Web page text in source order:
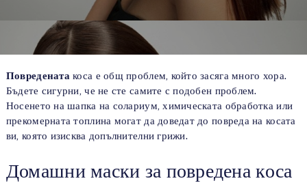
Повредената коса е общ проблем, който засяга много хора.
Бъдете сигурни, че не сте самите с подобен проблем.
Носенето на шапка на солариум, химическата обработка или
прекомерната топлина могат да доведат до повреда на косата
ви, която изисква допълнителни грижи.
Домашни маски за повредена коса